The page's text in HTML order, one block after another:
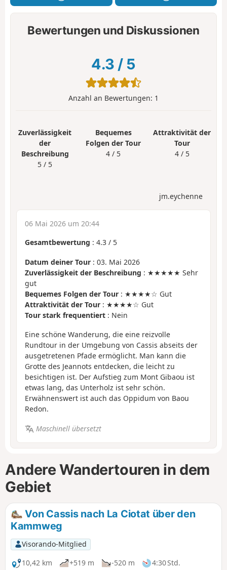
Bewertungen und Diskussionen
4.3 / 5
Anzahl an Bewertungen: 1
Zuverlässigkeit
der
Beschreibung
5 / 5
Bequemes
Folgen der Tour
4 / 5
Attraktivität der
Tour
4 / 5
jm.eychenne
06 Mai 2026 um 20:44
Gesamtbewertung : 4.3 / 5
Datum deiner Tour : 03. Mai 2026
Zuverlässigkeit der Beschreibung : ★★★★★ Sehr
gut
Bequemes Folgen der Tour : ★★★★☆ Gut
Attraktivität der Tour : ★★★★☆ Gut
Tour stark frequentiert : Nein
Eine schöne Wanderung, die eine reizvolle
Rundtour in der Umgebung von Cassis abseits der
ausgetretenen Pfade ermöglicht. Man kann die
Grotte des Jeannots entdecken, die leicht zu
besichtigen ist. Der Aufstieg zum Mont Gibaou ist
etwas lang, das Unterholz ist sehr schön.
Erwähnenswert ist auch das Oppidum von Baou
Redon.
Maschinell übersetzt
Andere Wandertouren in dem
Gebiet
Von Cassis nach La Ciotat über den
Kammweg
Visorando-Mitglied
10,42 km
+519 m -520 m 4:30 Std.